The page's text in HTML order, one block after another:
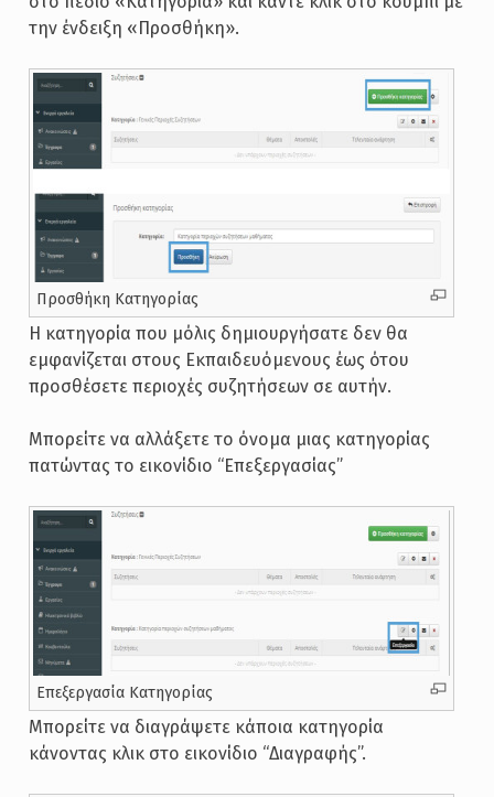
την ένδειξη «Προσθήκη».
Προσθήκη Κατηγορίας
Η κατηγορία που μόλις δημιουργήσατε δεν θα
εμφανίζεται στους Εκπαιδευόμενους έως ότου
προσθέσετε περιοχές συζητήσεων σε αυτήν.
Μπορείτε να αλλάξετε το όνομα μιας κατηγορίας
πατώντας το εικονίδιο “Επεξεργασίας”
Επεξεργασία Κατηγορίας
Μπορείτε να διαγράψετε κάποια κατηγορία
κάνοντας κλικ στο εικονίδιο “Διαγραφής”.